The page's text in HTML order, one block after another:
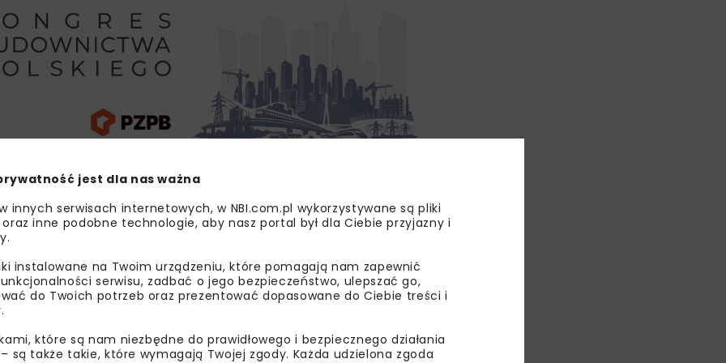
w KPO w inwestycji G1.3.2 Zeroemisyjny transport zbiorowy
przewidziano kwotę 3 379 mln zł. NFOŚiGW do końca
pierwszego i drugiego celem zakontraktowania ww. kwoty,
KRAJOWY PROGRAM ODBUDOWY
jest dla nas ważna
innych serwisach internetowych, w NBI.com.pl wykorzystywane są pliki
inne podobne technologie, aby nasz portal był dla Ciebie przyjazny i
instalowane na Twoim urządzeniu, które pomagają nam zapewnić
serwisu, zadbać o jego bezpieczeństwo, ulepszać go,
do Twoich potrzeb oraz prezentować dopasowane do Ciebie treści i
które są nam niezbędne do prawidłowego i bezpiecznego działania
są także takie, które wymagają Twojej zgody. Każda udzielona zgoda